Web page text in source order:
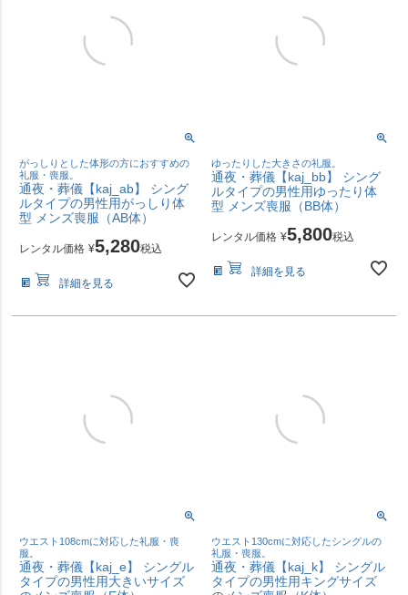
がっしりとした体形の方におすすめの
礼服・喪服。
通夜・葬儀【kaj_ab】 シング
ルタイプの男性用がっしり体
型 メンズ喪服（AB体）
レンタル価格 ¥5,280税込
詳細を見る
ゆったりした大きさの礼服。
通夜・葬儀【kaj_bb】 シング
ルタイプの男性用ゆったり体
型 メンズ喪服（BB体）
レンタル価格 ¥5,800税込
詳細を見る
ウエスト108cmに対応した礼服・喪
服。
通夜・葬儀【kaj_e】 シングル
タイプの男性用大きいサイズ
ウエスト130cmに対応したシングルの
礼服・喪服。
通夜・葬儀【kaj_k】 シングル
タイプの男性用キングサイズ